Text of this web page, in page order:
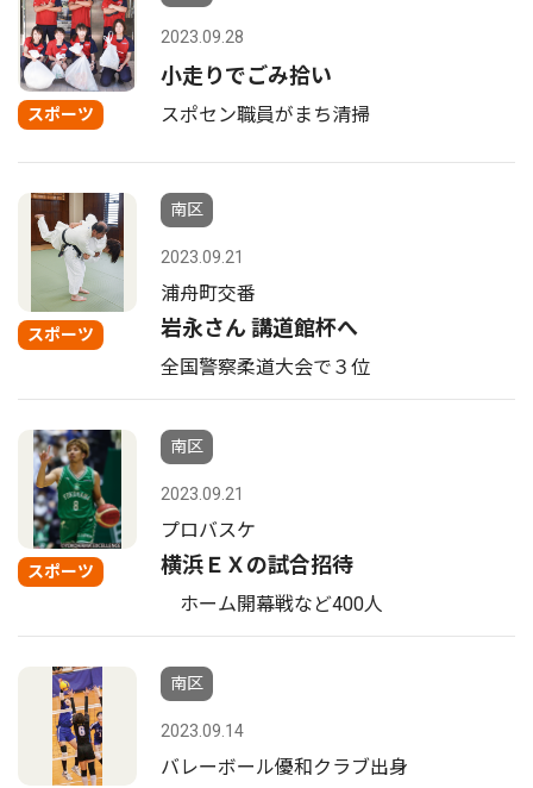
スポーツ
2023.09.28
小走りでごみ拾い
スポセン職員がまち清掃
スポーツ
南区
2023.09.21
浦舟町交番
岩永さん 講道館杯へ
全国警察柔道大会で３位
スポーツ
南区
2023.09.21
プロバスケ
横浜ＥＸの試合招待
ホーム開幕戦など400人
南区
2023.09.14
バレーボール優和クラブ出身